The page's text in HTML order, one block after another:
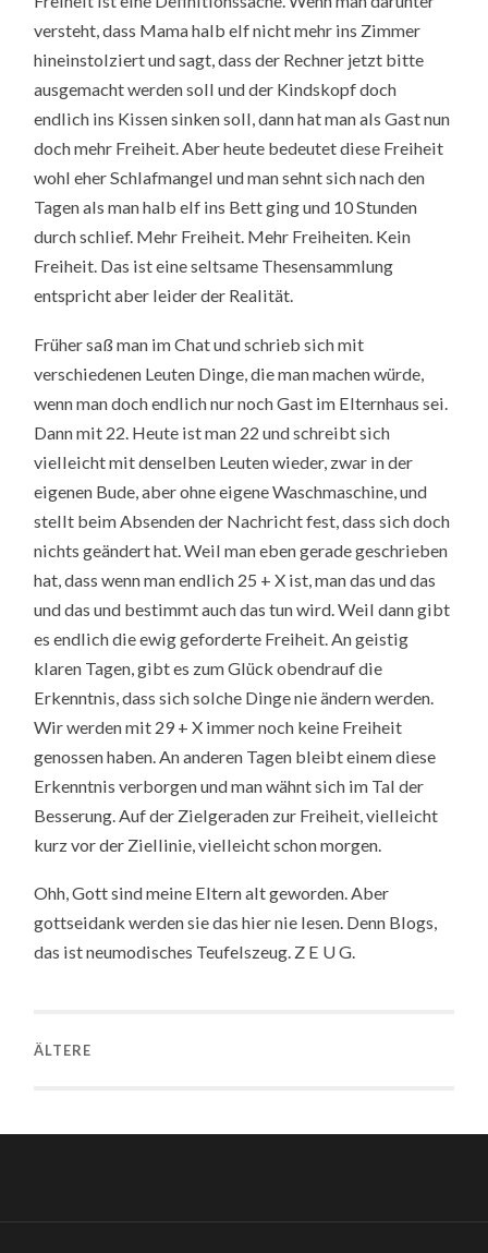
versteht, dass Mama halb elf nicht mehr ins Zimmer
hineinstolziert und sagt, dass der Rechner jetzt bitte
ausgemacht werden soll und der Kindskopf doch
endlich ins Kissen sinken soll, dann hat man als Gast nun
doch mehr Freiheit. Aber heute bedeutet diese Freiheit
wohl eher Schlafmangel und man sehnt sich nach den
Tagen als man halb elf ins Bett ging und 10 Stunden
durch schlief. Mehr Freiheit. Mehr Freiheiten. Kein
Freiheit. Das ist eine seltsame Thesensammlung
entspricht aber leider der Realität.
Früher saß man im Chat und schrieb sich mit
verschiedenen Leuten Dinge, die man machen würde,
wenn man doch endlich nur noch Gast im Elternhaus sei.
Dann mit 22. Heute ist man 22 und schreibt sich
vielleicht mit denselben Leuten wieder, zwar in der
eigenen Bude, aber ohne eigene Waschmaschine, und
stellt beim Absenden der Nachricht fest, dass sich doch
nichts geändert hat. Weil man eben gerade geschrieben
hat, dass wenn man endlich 25 + X ist, man das und das
und das und bestimmt auch das tun wird. Weil dann gibt
es endlich die ewig geforderte Freiheit. An geistig
klaren Tagen, gibt es zum Glück obendrauf die
Erkenntnis, dass sich solche Dinge nie ändern werden.
Wir werden mit 29 + X immer noch keine Freiheit
genossen haben. An anderen Tagen bleibt einem diese
Erkenntnis verborgen und man wähnt sich im Tal der
Besserung. Auf der Zielgeraden zur Freiheit, vielleicht
kurz vor der Ziellinie, vielleicht schon morgen.
Ohh, Gott sind meine Eltern alt geworden. Aber
gottseidank werden sie das hier nie lesen. Denn Blogs,
das ist neumodisches Teufelszeug. Z E U G.
ÄLTERE